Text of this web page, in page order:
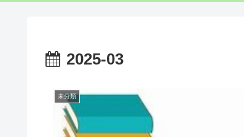
2025-03
未分類